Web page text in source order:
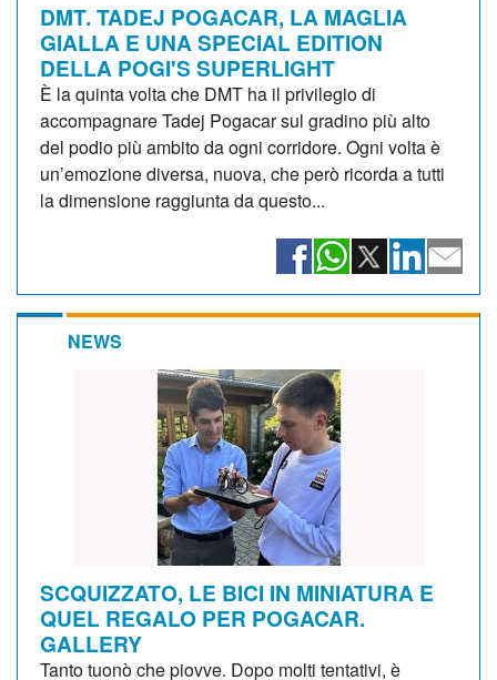
DMT. TADEJ POGACAR, LA MAGLIA
GIALLA E UNA SPECIAL EDITION
DELLA POGI'S SUPERLIGHT
È la quinta volta che DMT ha il privilegio di
accompagnare Tadej Pogacar sul gradino più alto
del podio più ambito da ogni corridore. Ogni volta è
un’emozione diversa, nuova, che però ricorda a tutti
la dimensione raggiunta da questo...
NEWS
SCQUIZZATO, LE BICI IN MINIATURA E
QUEL REGALO PER POGACAR.
GALLERY
Tanto tuonò che piovve. Dopo molti tentativi, è